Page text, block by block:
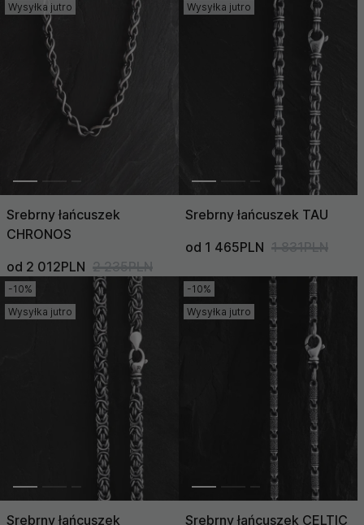
Wysyłka jutro
Srebrny łańcuszek
CHRONOS
od 2 012PLN 2 235PLN
Wysyłka jutro
Srebrny łańcuszek TAU
od 1 465PLN 1 831PLN
-10%
Wysyłka jutro
Srebrny łańcuszek
-10%
Wysyłka jutro
Srebrny łańcuszek CELTIC